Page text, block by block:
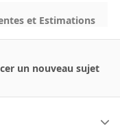
et Estimations
un nouveau sujet